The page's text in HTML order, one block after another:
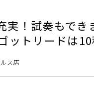
実！試奏もで
ットリードは
ス店